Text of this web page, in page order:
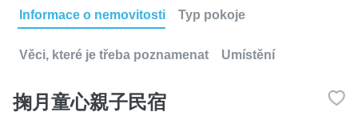
Informace o nemovitosti Typ pokoje
Věci, které je třeba poznamenat Umístění
掬月童心親子民宿